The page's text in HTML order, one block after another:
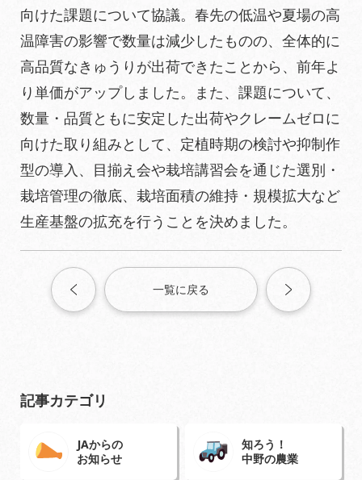
向けた課題について協議。春先の低温や夏場の高
温障害の影響で数量は減少したものの、全体的に
高品質なきゅうりが出荷できたことから、前年よ
り単価がアップしました。また、課題について、
数量・品質ともに安定した出荷やクレームゼロに
向けた取り組みとして、定植時期の検討や抑制作
型の導入、目揃え会や栽培講習会を通じた選別・
栽培管理の徹底、栽培面積の維持・規模拡大など
生産基盤の拡充を行うことを決めました。
一覧に戻る
記事カテゴリ
JAからの
お知らせ
知ろう！
中野の農業